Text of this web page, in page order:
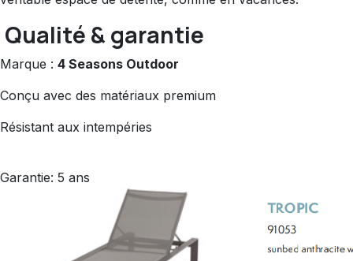
Qualité & garantie
Marque : 4 Seasons Outdoor
Conçu avec des matériaux premium
Résistant aux intempéries
Garantie: 5 ans